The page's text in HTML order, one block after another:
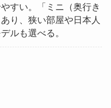
すい。「ミニ（奥行き
り、狭い部屋や日本人
ルも選べる。